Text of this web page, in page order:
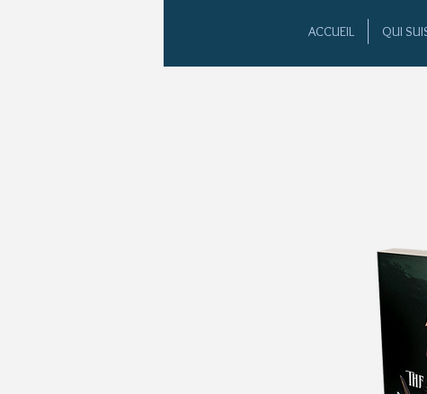
ACCUEIL QUI